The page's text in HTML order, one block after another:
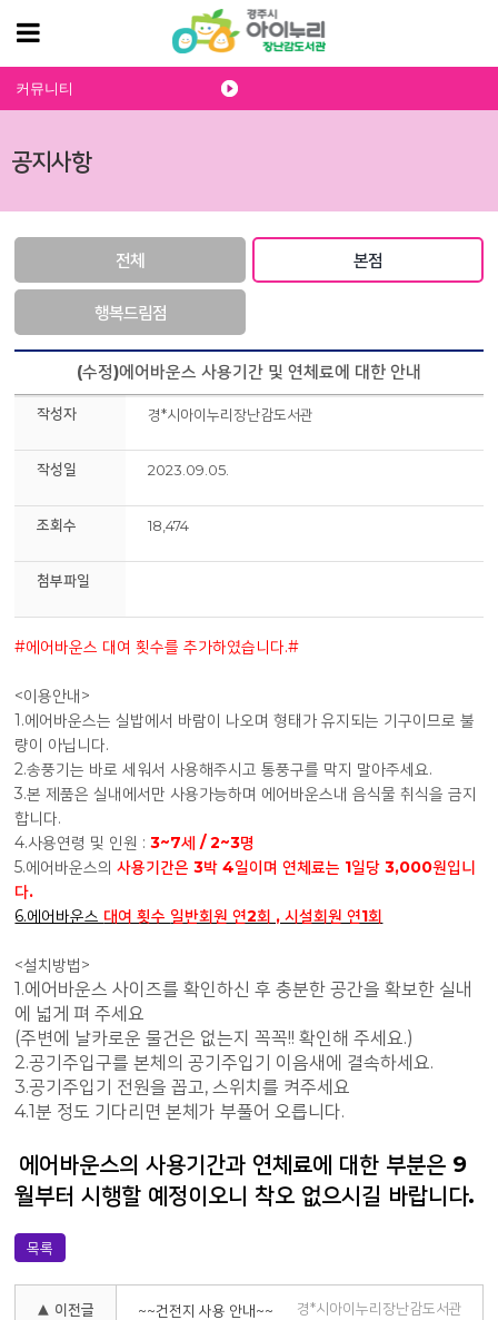
공지사항
커뮤니티
전체 본점
행복드림점
(수정)에어바운스 사용기간 및 연체료에 대한 안내
작성자 경*시아이누리장난감도서관
작성일 2023.09.05.
조회수 18,474
첨부파일
#에어바운스 대여 횟수를 추가하였습니다.#
<이용안내>
1.에어바운스는 실밥에서 바람이 나오며 형태가 유지되는 기구이므로 불
량이 아닙니다.
2.송풍기는 바로 세워서 사용해주시고 통풍구를 막지 말아주세요.
3.본 제품은 실내에서만 사용가능하며 에어바운스내 음식물 취식을 금지
합니다.
4.사용연령 및 인원 :3~7세 / 2~3명
5.에어바운스의사용기간은 3박 4일이며 연체료는 1일당 3,000원입니
다.
6.에어바운스 대여 횟수 일반회원 연2회 , 시설회원 연1회
<설치방법>
1.에어바운스 사이즈를 확인하신 후 충분한 공간을 확보한 실내
에 넓게 펴 주세요
(주변에 날카로운 물건은 없는지 꼭꼭!! 확인해 주세요.)
2.공기주입구를 본체의 공기주입기 이음새에 결속하세요.
3.공기주입기 전원을 꼽고, 스위치를 켜주세요
4.1분 정도 기다리면 본체가 부풀어 오릅니다.
에어바운스의 사용기간과 연체료에 대한 부분은 9
월부터 시행할 예정이오니 착오 없으시길 바랍니다.
목록
▲ 이전글 ~~건전지 사용 안내~~ 경*시아이누리장난감도서관